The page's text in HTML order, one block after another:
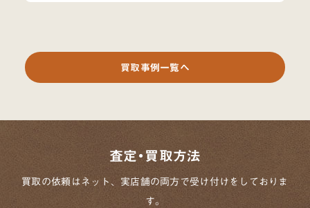
買取事例一覧へ
査定・買取方法
買取の依頼はネット、実店舗の両方で受け付けをしておりま
す。